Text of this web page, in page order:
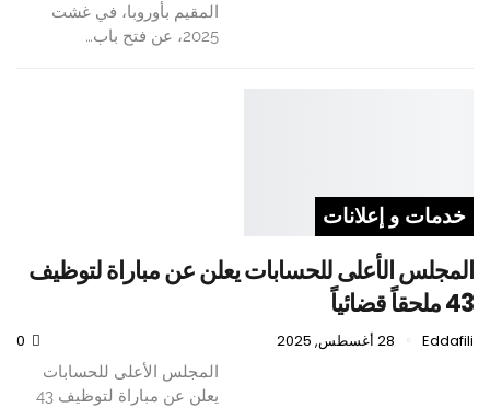
المقيم بأوروبا، في غشت
2025، عن فتح باب…
خدمات و إعلانات
المجلس الأعلى للحسابات يعلن عن مباراة لتوظيف
43 ملحقاً قضائياً
Eddafili 28 أغسطس, 2025
المجلس الأعلى للحسابات
يعلن عن مباراة لتوظيف 43